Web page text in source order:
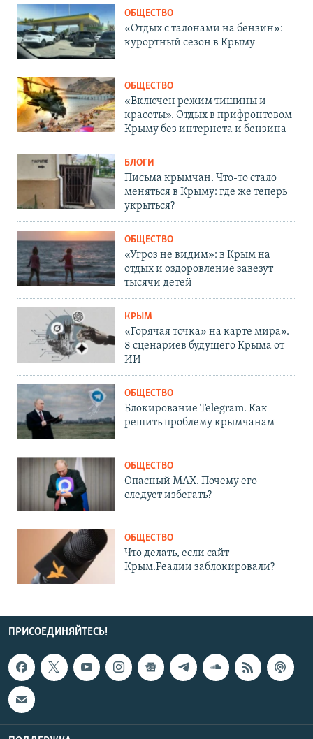
ОБЩЕСТВО
«Отдых с талонами на бензин»:
курортный сезон в Крыму
ОБЩЕСТВО
«Включен режим тишины и
красоты». Отдых в прифронтовом
Крыму без интернета и бензина
БЛОГИ
Письма крымчан. Что-то стало
меняться в Крыму: где же теперь
укрыться?
ОБЩЕСТВО
«Угроз не видим»: в Крым на
отдых и оздоровление завезут
тысячи детей
КРЫМ
«Горячая точка» на карте мира».
8 сценариев будущего Крыма от
ИИ
ОБЩЕСТВО
Блокирование Telegram. Как
решить проблему крымчанам
ОБЩЕСТВО
Опасный MAX. Почему его
следует избегать?
ОБЩЕСТВО
Что делать, если сайт
Крым.Реалии заблокировали?
ПРИСОЕДИНЯЙТЕСЬ!